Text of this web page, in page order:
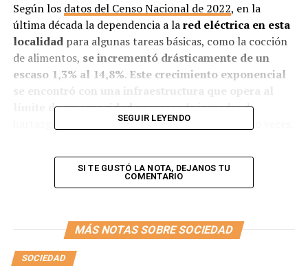
Según los datos del Censo Nacional de 2022, en la
última década la dependencia a lared eléctrica en esta
localidad para algunas tareas básicas, como la cocción
de alimentos, se incrementó drásticamente de un
escaso 1,3% al 14,8%. Este crecimiento exponencial
se encontró con una infraestructura que opera al
límite de su capacidadprovocando jornadas de
hartazgo donde el suministro se corta hasta cinco veces,
perderlo todo.
SEGUIR LEYENDO
SI TE GUSTÓ LA NOTA, DEJANOS TU
COMENTARIO
MÁS NOTAS SOBRE SOCIEDAD
SOCIEDAD